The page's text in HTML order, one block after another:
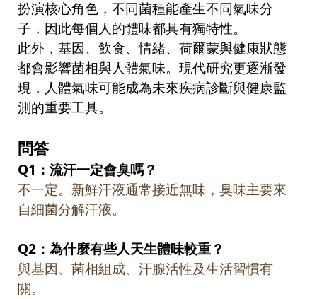
扮演核心角色，不同菌種能產生不同氣味分
子，因此每個人的體味都具有獨特性。
此外，基因、飲食、情緒、荷爾蒙與健康狀態
都會影響菌相與人體氣味。現代研究更逐漸發
現，人體氣味可能成為未來疾病診斷與健康監
測的重要工具。
問答
Q1 ：流汗一定會臭嗎？
不一定。新鮮汗液通常接近無味，臭味主要來
自細菌分解汗液。
Q2 ：為什麼有些人天生體味較重？
與基因、菌相組成、汗腺活性及生活習慣有
關。